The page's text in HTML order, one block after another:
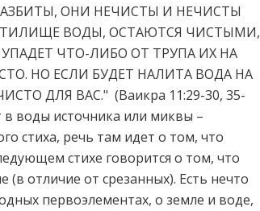
ОНИ НЕЧИСТЫ И НЕЧИСТЫ
ВОДЫ, ОСТАЮТСЯ ЧИСТЫМИ,
ЧТО-ЛИБО ОТ ТРУПА ИХ НА
НО ЕСЛИ БУДЕТ НАЛИТА ВОДА НА
ДЛЯ ВАС." (Ваикра 11:29-30, 35-
в воды источника или миквы –
стиха, речь там идет о том, что
стихе говорится о том, что
отличие от срезанных). Есть нечто
первоэлементах, о земле и воде,